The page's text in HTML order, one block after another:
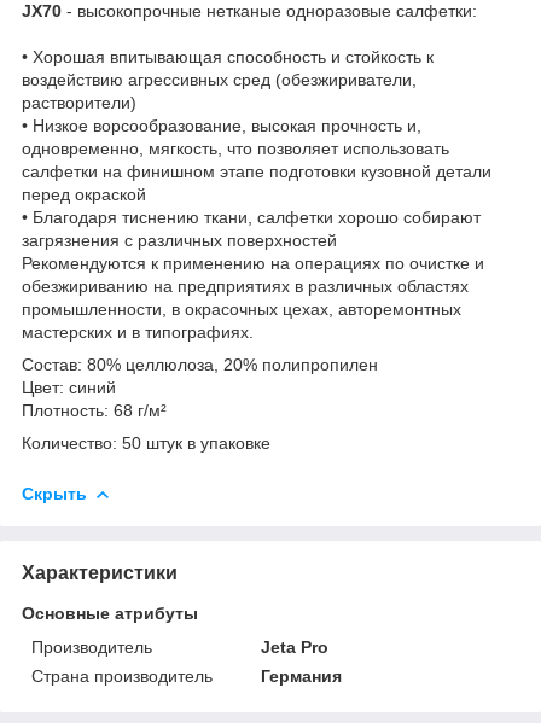
JX70 - высокопрочные нетканые одноразовые салфетки:
• Хорошая впитывающая способность и стойкость к
воздействию агрессивных сред (обезжириватели,
растворители)
• Низкое ворсообразование, высокая прочность и,
одновременно, мягкость, что позволяет использовать
салфетки на финишном этапе подготовки кузовной детали
перед окраской
• Благодаря тиснению ткани, салфетки хорошо собирают
загрязнения с различных поверхностей
Рекомендуются к применению на операциях по очистке и
обезжириванию на предприятиях в различных областях
промышленности, в окрасочных цехах, авторемонтных
мастерских и в типографиях.
Состав: 80% целлюлоза, 20% полипропилен
Цвет: синий
Плотность: 68 г/м²
Количество: 50 штук в упаковке
Скрыть
Характеристики
Основные атрибуты
Производитель
Jeta Pro
Страна производитель
Германия